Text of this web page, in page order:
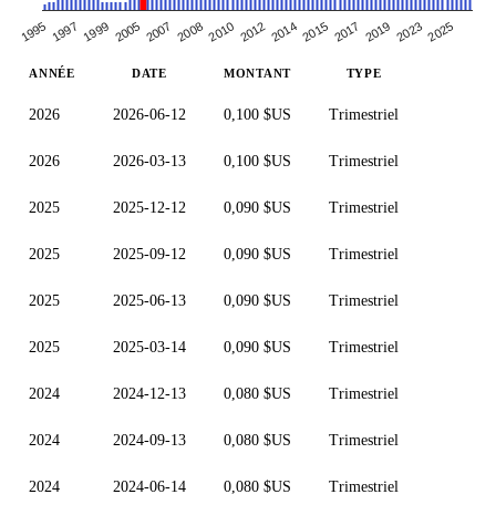
1995 1997 1999 2005 2007 20082010 2012 2014 2015 2017 2019 20232025
ANNÉE DATE MONTANT TYPE
2026 2026-06-12 0,100 $US Trimestriel
2026 2026-03-13 0,100 $US Trimestriel
2025 2025-12-12 0,090 $US Trimestriel
2025 2025-09-12 0,090 $US Trimestriel
2025 2025-06-13 0,090 $US Trimestriel
2025 2025-03-14 0,090 $US Trimestriel
2024 2024-12-13 0,080 $US Trimestriel
2024 2024-09-13 0,080 $US Trimestriel
2024 2024-06-14 0,080 $US Trimestriel